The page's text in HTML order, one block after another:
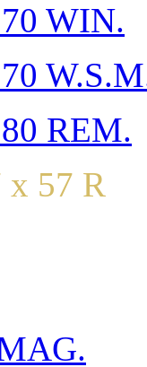
WIN.
REM.
x 57 R